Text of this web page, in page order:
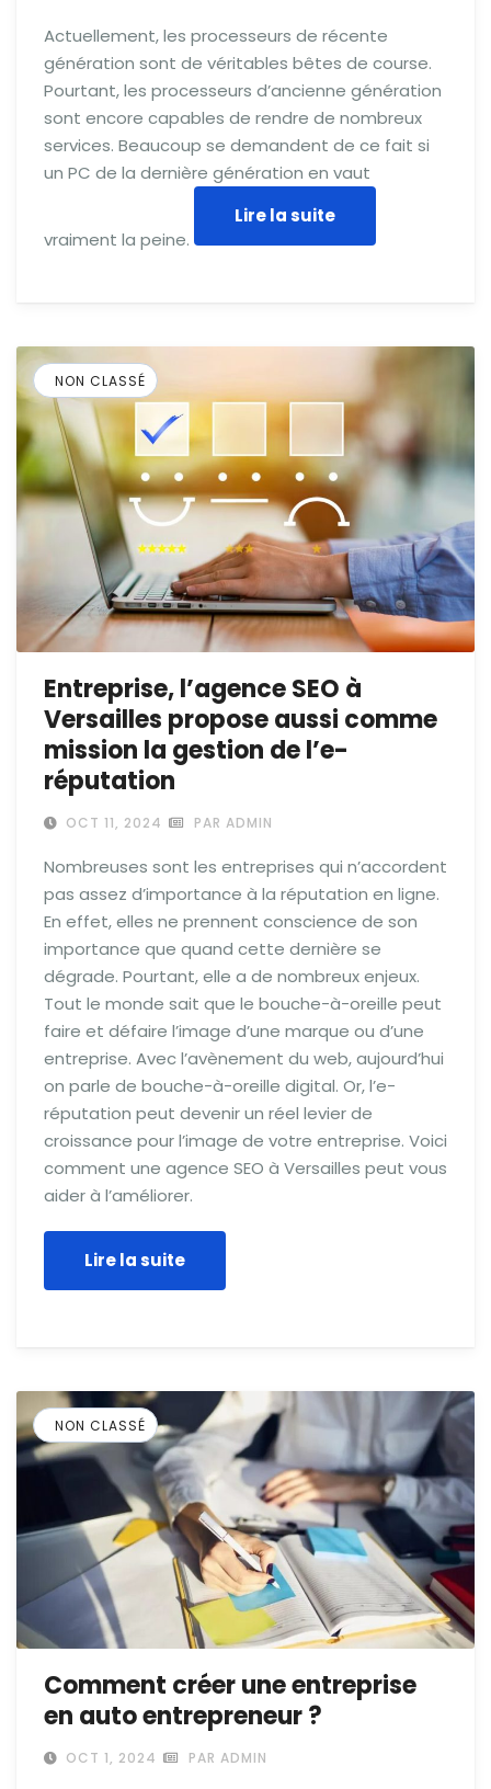
Actuellement, les processeurs de récente
génération sont de véritables bêtes de course.
Pourtant, les processeurs d’ancienne génération
sont encore capables de rendre de nombreux
services. Beaucoup se demandent de ce fait si
un PC de la dernière génération en vaut
vraiment la peine.
Lire la suite
NON CLASSÉ
Entreprise, l’agence SEO à
Versailles propose aussi comme
mission la gestion de l’e-
réputation
OCT 11, 2024 PAR ADMIN
Nombreuses sont les entreprises qui n’accordent
pas assez d’importance à la réputation en ligne.
En effet, elles ne prennent conscience de son
importance que quand cette dernière se
dégrade. Pourtant, elle a de nombreux enjeux.
Tout le monde sait que le bouche-à-oreille peut
faire et défaire l’image d’une marque ou d’une
entreprise. Avec l’avènement du web, aujourd’hui
on parle de bouche-à-oreille digital. Or, l’e-
réputation peut devenir un réel levier de
croissance pour l’image de votre entreprise. Voici
comment une agence SEO à Versailles peut vous
aider à l’améliorer.
Lire la suite
NON CLASSÉ
Comment créer une entreprise
en auto entrepreneur ?
OCT 1, 2024 PAR ADMIN